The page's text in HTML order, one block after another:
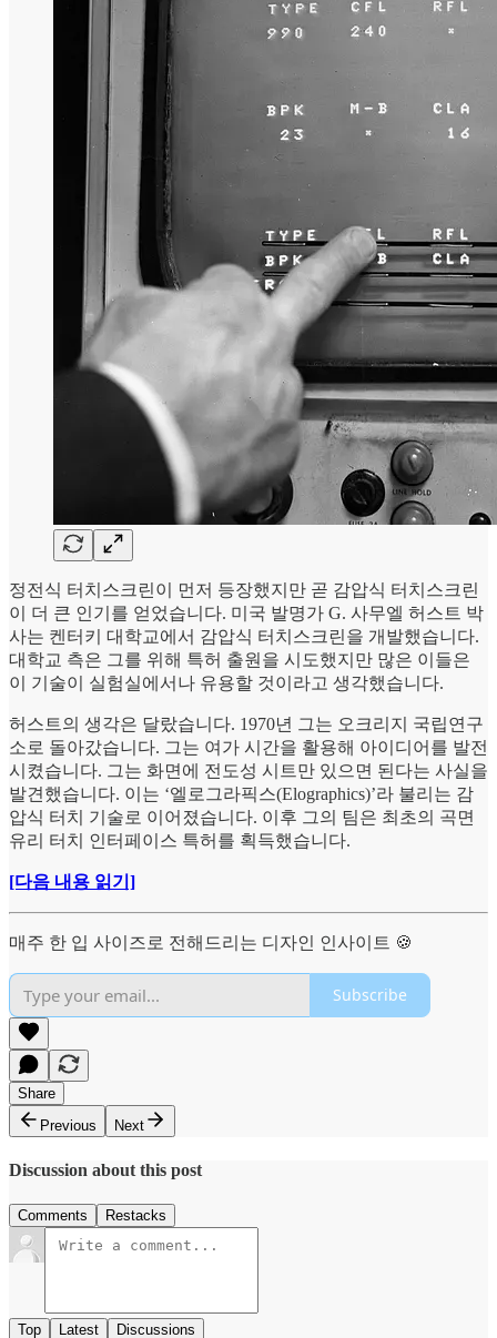
정전식 터치스크린이 먼저 등장했지만 곧 감압식 터치스크린
이 더 큰 인기를 얻었습니다. 미국 발명가 G. 사무엘 허스트 박
사는 켄터키 대학교에서 감압식 터치스크린을 개발했습니다.
대학교 측은 그를 위해 특허 출원을 시도했지만 많은 이들은
이 기술이 실험실에서나 유용할 것이라고 생각했습니다.
허스트의 생각은 달랐습니다. 1970년 그는 오크리지 국립연구
소로 돌아갔습니다. 그는 여가 시간을 활용해 아이디어를 발전
시켰습니다. 그는 화면에 전도성 시트만 있으면 된다는 사실을
발견했습니다. 이는 ‘엘로그라픽스(Elographics)’라 불리는 감
압식 터치 기술로 이어졌습니다. 이후 그의 팀은 최초의 곡면
유리 터치 인터페이스 특허를 획득했습니다.
[다음 내용 읽기]
매주 한 입 사이즈로 전해드리는 디자인 인사이트 🍪
Subscribe
Share
Previous
Next
Discussion about this post
Comments Restacks
Top Latest Discussions